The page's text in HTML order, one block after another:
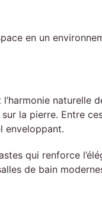
en un
naturelle
la pierre. Entre
enveloppant.
qui renforce
de bain